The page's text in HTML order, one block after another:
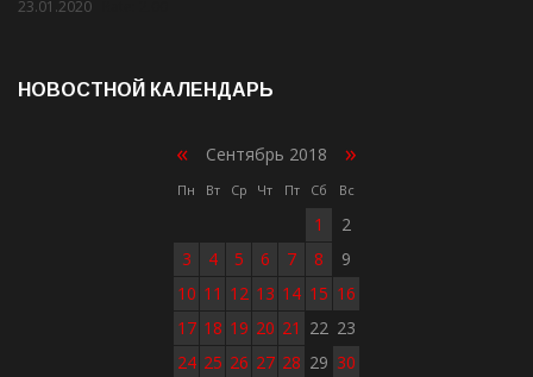
23.01.2020
НОВОСТНОЙ КАЛЕНДАРЬ
« Сентябрь 2018 »
Пн Вт Ср Чт Пт Сб Вс
1
2
3
4 5 6 7 8
9
10 11 12 13 14 15 16
17 18 19 20 21 22 23
24 25 26 27 28 29 30